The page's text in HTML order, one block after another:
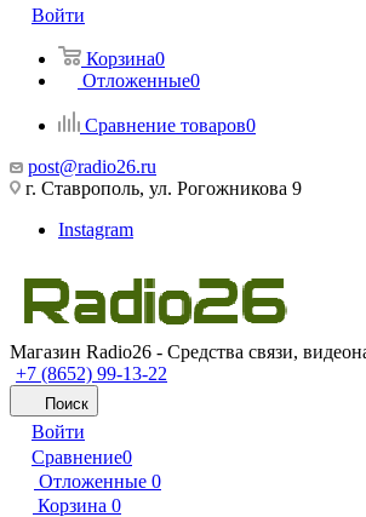
Войти
Корзина0
Отложенные0
Сравнение товаров0
post@radio26.ru
г. Ставрополь, ул. Рогожникова 9
Instagram
Магазин Radio26 - Средства связи,
+7 (8652) 99-13-22
Поиск
Войти
Сравнение0
Отложенные 0
Корзина 0